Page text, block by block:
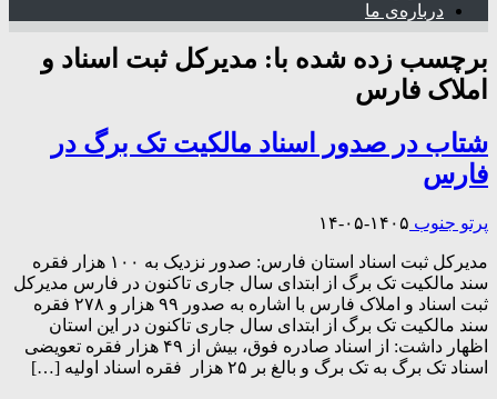
درباره‌ی ما
برچسب زده شده با: مدیرکل ثبت اسناد و
املاک فارس
شتاب در صدور اسناد مالکیت تک برگ در
فارس
پرتو جنوب ۱۴۰۵-۰۵-۱۴
مدیرکل ثبت اسناد استان فارس: صدور نزدیک به ۱۰۰ هزار فقره
سند مالکیت تک برگ از ابتدای سال جاری تاکنون در فارس مدیرکل
ثبت اسناد و املاک فارس با اشاره به صدور ۹۹ هزار و ۲۷۸ فقره
سند مالکیت تک برگ از ابتدای سال جاری تاکنون در این استان
اظهار داشت: از اسناد صادره فوق، بیش از ۴۹ هزار فقره تعویضی
اسناد تک برگ به تک برگ و بالغ بر ۲۵ هزار فقره اسناد اولیه […]